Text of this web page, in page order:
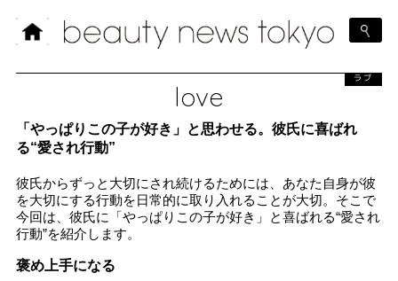
love
ラブ
「やっぱりこの子が好き」と思わせる。彼氏に喜ばれ
る“愛され行動”
彼氏からずっと大切にされ続けるためには、あなた自身が彼
を大切にする行動を日常的に取り入れることが大切。そこで
今回は、彼氏に「やっぱりこの子が好き」と喜ばれる“愛され
行動”を紹介します。
褒め上手になる